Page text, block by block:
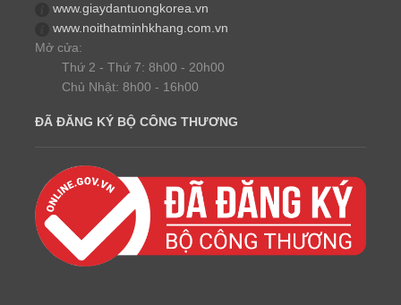
www.giaydantuongkorea.vn
www.noithatminhkhang.com.vn
Mở cửa:
Thứ 2 - Thứ 7: 8h00 - 20h00
Chủ Nhật: 8h00 - 16h00
ĐÃ ĐĂNG KÝ BỘ CÔNG THƯƠNG